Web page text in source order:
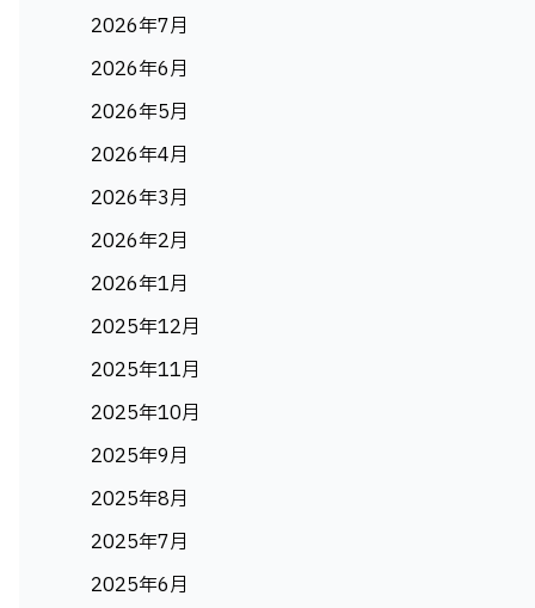
2026年7月
2026年6月
2026年5月
2026年4月
2026年3月
2026年2月
2026年1月
2025年12月
2025年11月
2025年10月
2025年9月
2025年8月
2025年7月
2025年6月